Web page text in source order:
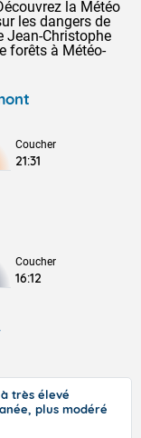
la Météo
les dangers de
Jean-Christophe
forêts à Météo-
Coucher
21:31
Coucher
16:12
très élevé
plus modéré